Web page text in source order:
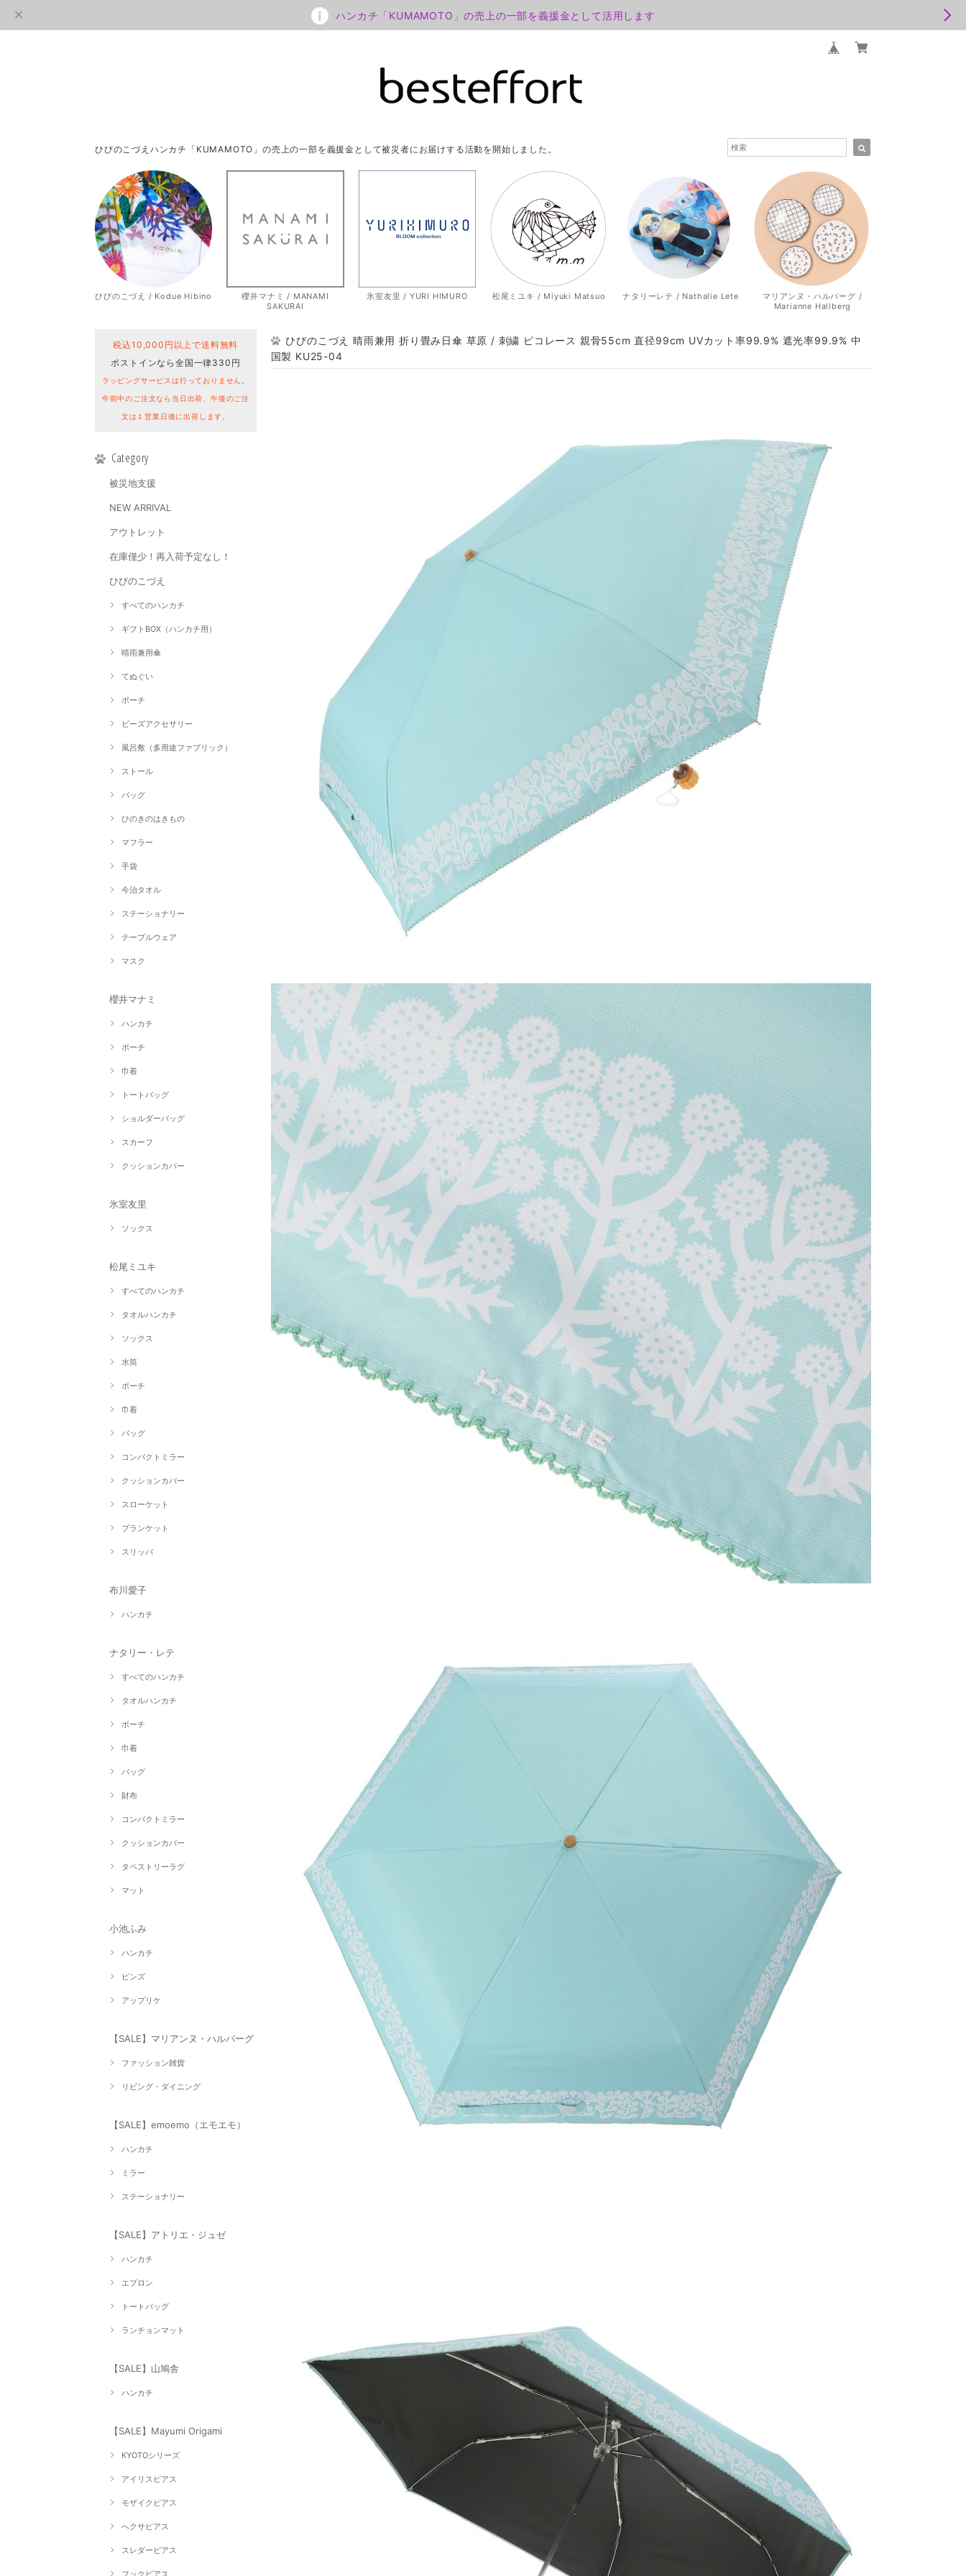
ハンカチ「KUMAMOTO」の売上の一部を義援金として活用します
ひびのこづえハンカチ「KUMAMOTO」の売上の一部を義援金として被災者にお届けする活動を開始しました。
ひびのこづえ / Kodue Hibino
櫻井マナミ / MANAMI
SAKURAI
氷室友里 / YURI HIMURO 松尾ミユキ / Miyuki Matsuo ナタリーレテ / Nathalie Lete
マリアンヌ・ハルバーグ /
Marianne Hallberg
税込10,000円以上で送料無料
ポストインなら全国一律330円
ラッピングサービスは行っておりません。
午前中のご注文なら当日出荷、午後のご注
文は１営業日後に出荷します。
Category
被災地支援
NEW ARRIVAL
アウトレット
在庫僅少！再入荷予定なし！
ひびのこづえ
すべてのハンカチ
ギフトBOX（ハンカチ用）
晴雨兼用傘
てぬぐい
ポーチ
ビーズアクセサリー
風呂敷（多用途ファブリック）
ストール
バッグ
ひのきのはきもの
マフラー
手袋
今治タオル
ステーショナリー
テーブルウェア
マスク
櫻井マナミ
ハンカチ
ポーチ
巾着
トートバッグ
ショルダーバッグ
スカーフ
クッションカバー
氷室友里
ソックス
松尾ミユキ
すべてのハンカチ
タオルハンカチ
ソックス
水筒
ポーチ
巾着
バッグ
コンパクトミラー
クッションカバー
スローケット
ブランケット
スリッパ
布川愛子
ハンカチ
ナタリー・レテ
すべてのハンカチ
タオルハンカチ
ポーチ
巾着
バッグ
財布
コンパクトミラー
クッションカバー
タペストリーラグ
マット
小池ふみ
ハンカチ
ピンズ
アップリケ
【SALE】マリアンヌ・ハルバーグ
ファッション雑貨
リビング・ダイニング
【SALE】emoemo（エモエモ）
ハンカチ
ミラー
ステーショナリー
【SALE】アトリエ・ジュゼ
ハンカチ
エプロン
トートバッグ
ランチョンマット
【SALE】山鳩舎
ハンカチ
【SALE】Mayumi Origami
KYOTOシリーズ
アイリスピアス
モザイクピアス
へクサピアス
スレダーピアス
ひびのこづえ 晴雨兼用 折り畳み日傘 草原 / 刺繍 ピコレース 親骨55cm 直径99cm UVカット率99.9% 遮光率99.9% 中
国製 KU25-04